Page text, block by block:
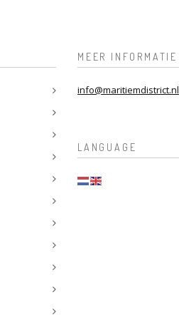
MEER INFORMATIE
info@maritiemdistrict.nl
LANGUAGE